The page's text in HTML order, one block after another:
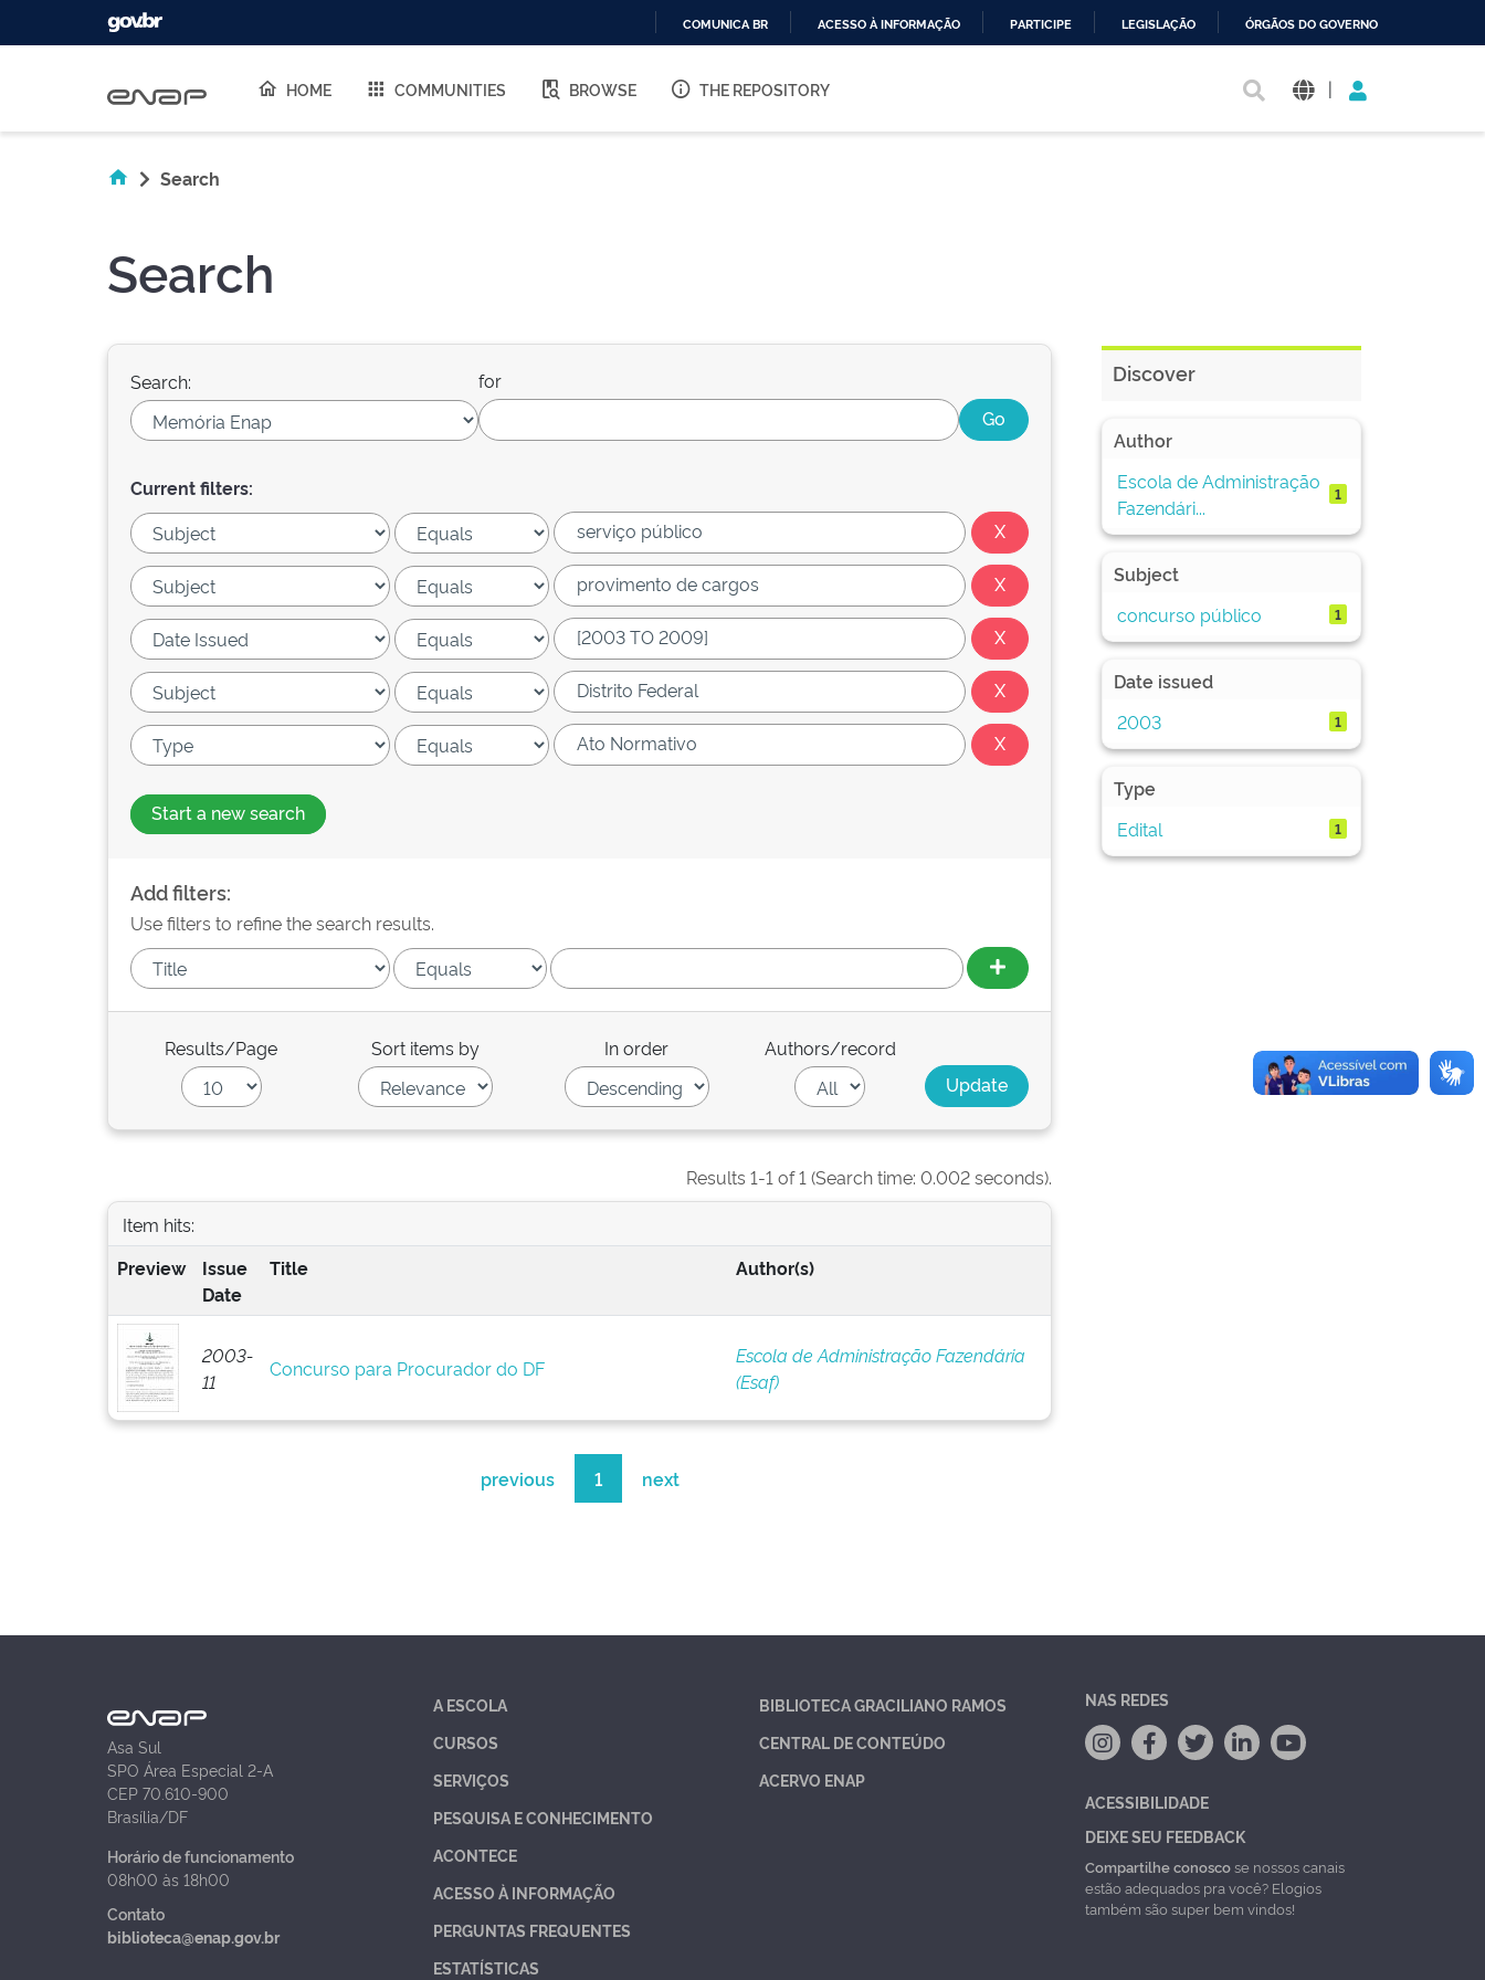
O
COMUNICA BR ACESSO À INFORMAÇÃO PARTICIPE LEGISLAÇÃO ÓRGÃOS DO GOVERNO
HOME COMMUNITIES BROWSE THE REPOSITORY |
Search
Search
Search: for
Current filters:
Start a new search
Add filters:
Use filters to refine the search results.
Results/Page Sort items by In order Authors/record
Results 1-1 of 1 (Search time: 0.002 seconds).
Item hits:
Preview
Issue
Date
Title Author(s)
2003-
11
Concurso para Procurador do DF
Escola de Administração Fazendária
(Esaf)
previous 1 next
Discover
Author
Escola de Administração
Fazendári...
1
Subject
concurso público
1
Date issued
2003
1
Type
Edital
1
Asa Sul
SPO Área Especial 2-A
CEP 70.610-900
Brasília/DF
Horário de funcionamento
08h00 às 18h00
Contato
biblioteca@enap.gov.br
A ESCOLA
CURSOS
SERVIÇOS
PESQUISA E CONHECIMENTO
ACONTECE
ACESSO À INFORMAÇÃO
PERGUNTAS FREQUENTES
ESTATÍSTICAS
BIBLIOTECA GRACILIANO RAMOS
CENTRAL DE CONTEÚDO
ACERVO ENAP
NAS REDES
ACESSIBILIDADE
DEIXE SEU FEEDBACK
Compartilhe conoscose nossos canais
estão adequados pra você? Elogios
também são super bem vindos!